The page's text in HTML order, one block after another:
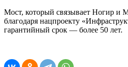
Мост, который связывает Ногир и
благодаря нацпроекту
гарантийный срок — более 50 лет.